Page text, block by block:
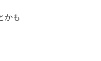
かも